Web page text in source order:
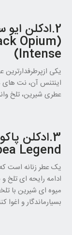
2.ادکلن
Opium
Intense)
یکی
اینتنس آن، نت های
عطری شیرین، تلخ
Legend)
یک عطر زنانه است
ادامه رایحه ای تلخ
میوه ای شیرین با
بسیارماندگار و اغوا